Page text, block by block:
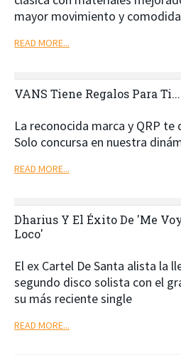
mayor movimiento y
READ MORE...
VANS Tiene Regalos Para
La reconocida marca y QRP te
Solo concursa en nuestra
READ MORE...
Dharius Y El Éxito De 'Me
Loco'
El ex Cartel De Santa alista la
segundo disco solista con el
su más reciente single
READ MORE...